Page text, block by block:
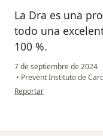
La Dra es una
todo una
100 %.
7 de septiembre de 2024
• Prevent Instituto de
en opinión del usuario M.Z.
Reportar